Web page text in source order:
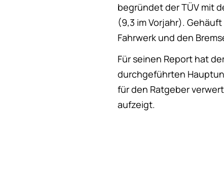
begründet der TÜV mit
(9,3 im Vorjahr).
Fahrwerk und den
Für seinen Report hat
durchgeführten
für den Ratgeber
aufzeigt.